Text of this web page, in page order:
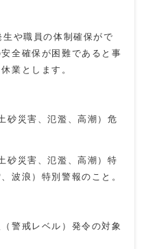
や職員の体制確保がで
全確保が困難であると事
業とします。
砂災害、氾濫、高潮）危
砂災害、氾濫、高潮）特
波浪）特別警報のこと。
警戒レベル）発令の対象